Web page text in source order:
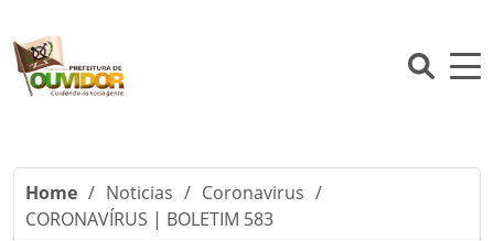
Home / Noticias / Coronavirus /
CORONAVÍRUS | BOLETIM 583